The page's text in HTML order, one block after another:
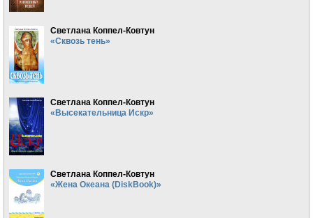
Светлана Коппел-Ковтун
«Сквозь тень»
Светлана Коппел-Ковтун
«Высекательница Искр»
Светлана Коппел-Ковтун
«Жена Океана (DiskBook)»